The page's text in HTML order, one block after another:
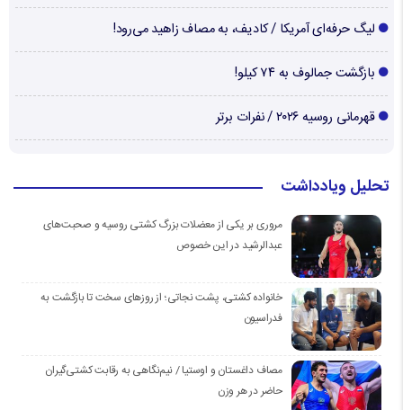
لیگ حرفه‌ای آمریکا / کادیف، به مصاف زاهید می‌رود!
بازگشت جمالوف به ۷۴ کیلو!
قهرمانی روسیه ۲۰۲۶ / نفرات برتر
تحلیل ویادداشت
مروری بر یکی از معضلات بزرگ کشتی روسیه و صحبت‌های
عبدالرشید در این خصوص
خانواده کشتی، پشت نجاتی؛ از روزهای سخت تا بازگشت به
فدراسیون
مصاف داغستان و اوستیا / نیم‌نگاهی به رقابت کشتی‌گیران
حاضر در هر وزن